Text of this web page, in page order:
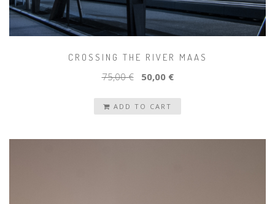
CROSSING THE RIVER MAAS
75,00 € 50,00 €
ADD TO CART